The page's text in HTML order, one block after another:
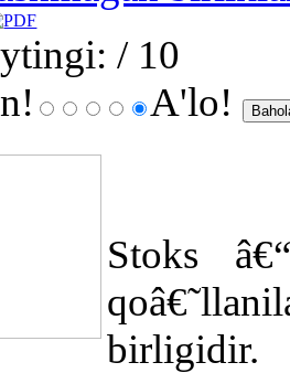
/ 10
A'lo!
Stoks